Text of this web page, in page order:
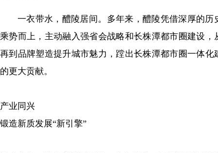
一衣带水，醴陵居间。多年来，醴陵凭借深厚的
乘势而上，主动融入强省会战略和长株潭都市圈建设
再到品牌塑造提升城市魅力，蹚出长株潭都市圈一体
的更大贡献。
产业同兴
锻造新质发展“新引擎”